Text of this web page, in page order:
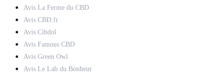
Avis La Ferme du CBD
Avis CBD.fr
Avis Cibdol
Avis Famous CBD
Avis Green Owl
Avis Le Lab du Bonheur